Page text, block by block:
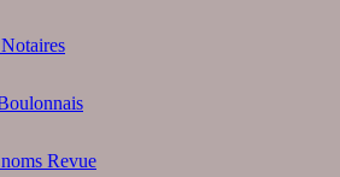
Revue